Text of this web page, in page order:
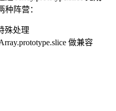
阵营：
殊处理
做兼容